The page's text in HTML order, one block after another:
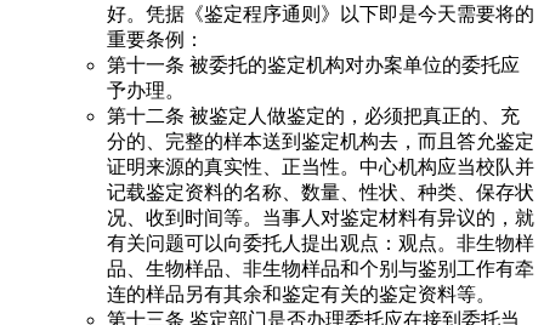
好。凭据《鉴定程序通则》以下即是今天需要将的
重要条例：
第十一条 被委托的鉴定机构对办案单位的委托应
予办理。
第十二条 被鉴定人做鉴定的，必须把真正的、充
分的、完整的样本送到鉴定机构去，而且答允鉴定
证明来源的真实性、正当性。中心机构应当校队并
记载鉴定资料的名称、数量、性状、种类、保存状
况、收到时间等。当事人对鉴定材料有异议的，就
有关问题可以向委托人提出观点：观点。非生物样
品、生物样品、非生物样品和个别与鉴别工作有牵
连的样品另有其余和鉴定有关的鉴定资料等。
第十三条 鉴定部门是否办理委托应在接到委托当